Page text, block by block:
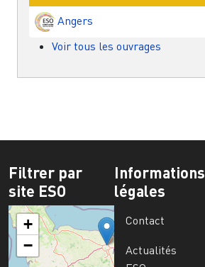
Angers
Voir tous les ouvrages
Filtrer par
site ESO
+
−
Informations
légales
Contact
Actualités